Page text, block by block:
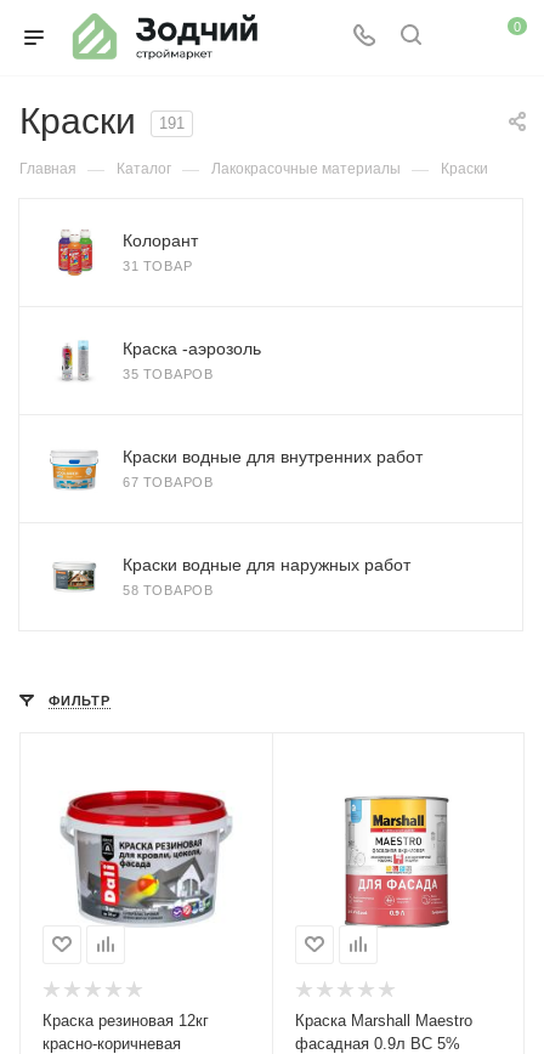
0
Краски 191
Главная — Каталог — Лакокрасочные материалы — Краски
Колорант
31 ТОВАР
Краска -аэрозоль
35 ТОВАРОВ
Краски водные для внутренних работ
67 ТОВАРОВ
Краски водные для наружных работ
58 ТОВАРОВ
ФИЛЬТР
Краска резиновая 12кг
красно-коричневая
Краска Marshall Maestro
фасадная 0.9л BC 5%